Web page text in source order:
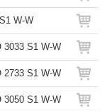
W-W
3033 S1 W-W
2733 S1 W-W
3050 S1 W-W